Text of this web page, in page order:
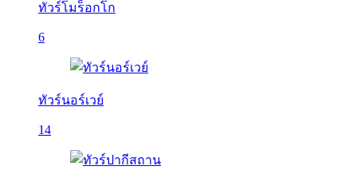
ทัวร์โมร็อกโก
6
ทัวร์นอร์เวย์
14